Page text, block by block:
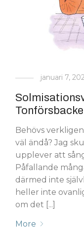
januari 7,
Behövs
väl ändå? Jag
upplever att
Påfallande
därmed inte
heller inte
om det [...]
More